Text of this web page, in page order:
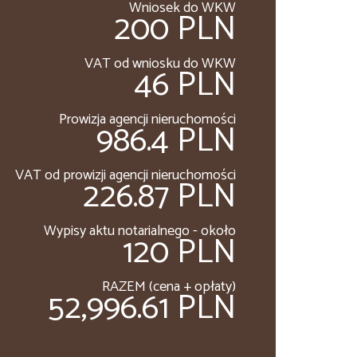
Wniosek do WKW
200 PLN
VAT od wniosku do WKW
46 PLN
Prowizja agencji nieruchomości
986.4 PLN
VAT od prowizji agencji nieruchomości
226.87 PLN
Wypisy aktu notarialnego - około
120 PLN
RAZEM (cena + opłaty)
52,996.61 PLN